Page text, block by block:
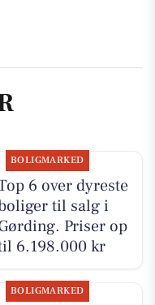
BOLIGMARKED
6 over dyreste
til salg i
Priser op
6.198.000 kr
BOLIGMARKED